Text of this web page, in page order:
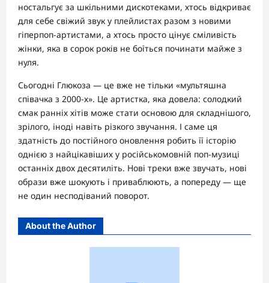
ностальгує за шкільними дискотеками, хтось відкриває
для себе свіжий звук у плейлистах разом з новими
гіперпоп-артистами, а хтось просто цінує сміливість
жінки, яка в сорок років не боїться починати майже з
нуля.
Сьогодні Глюкоза — це вже не тільки «мультяшна
співачка з 2000-х». Це артистка, яка довела: солодкий
смак ранніх хітів може стати основою для складнішого,
зрілого, іноді навіть різкого звучання. І саме ця
здатність до постійного оновлення робить її історію
однією з найцікавіших у російськомовній поп-музиці
останніх двох десятиліть. Нові треки вже звучать, нові
образи вже шокують і приваблюють, а попереду — ще
не один несподіваний поворот.
About the Author